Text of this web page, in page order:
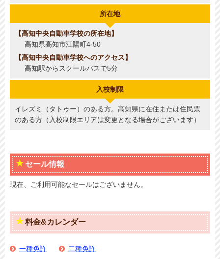
所在地
高知中央自動車学校の所在地
高知県高知市江陽町4-50
高知中央自動車学校へのアクセス
高知駅からスクールバスで5分
入校制限
イレズミ（タトゥー）のある方。高知県に在住または住民票
のある方（入校制限エリアは変更となる場合がございます）
セール情報
現在、ご利用可能なセールはございません。
料金&カレンダー
一種免許 二種免許